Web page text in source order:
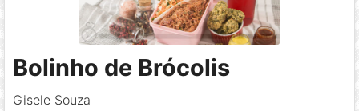
Bolinho de Brócolis
Gisele Souza